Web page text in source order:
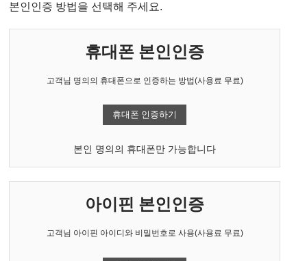
본인인증 방법을 선택해 주세요.
휴대폰 본인인증
고객님 명의의 휴대폰으로 인증하는 방법(사용료 무료)
휴대폰 인증하기
본인 명의의 휴대폰만 가능합니다
아이핀 본인인증
고객님 아이핀 아이디와 비밀번호로 사용(사용료 무료)